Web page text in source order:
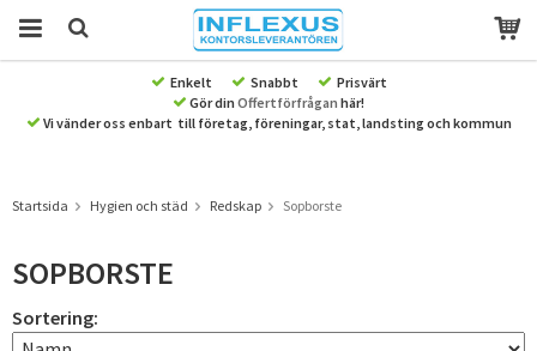
Produkten har blivit tillagd i varukorgen
Enkelt Snabbt
Prisvärt
Gör din Offertförfrågan här!
Vi vänder oss enbart till företag, föreningar, stat, landsting och kommun
Startsida Hygien och städ Redskap Sopborste
SOPBORSTE
Sortering: